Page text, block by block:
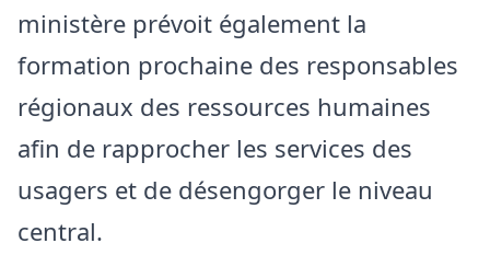
ministère prévoit également la
formation prochaine des responsables
régionaux des ressources humaines
afin de rapprocher les services des
usagers et de désengorger le niveau
central.